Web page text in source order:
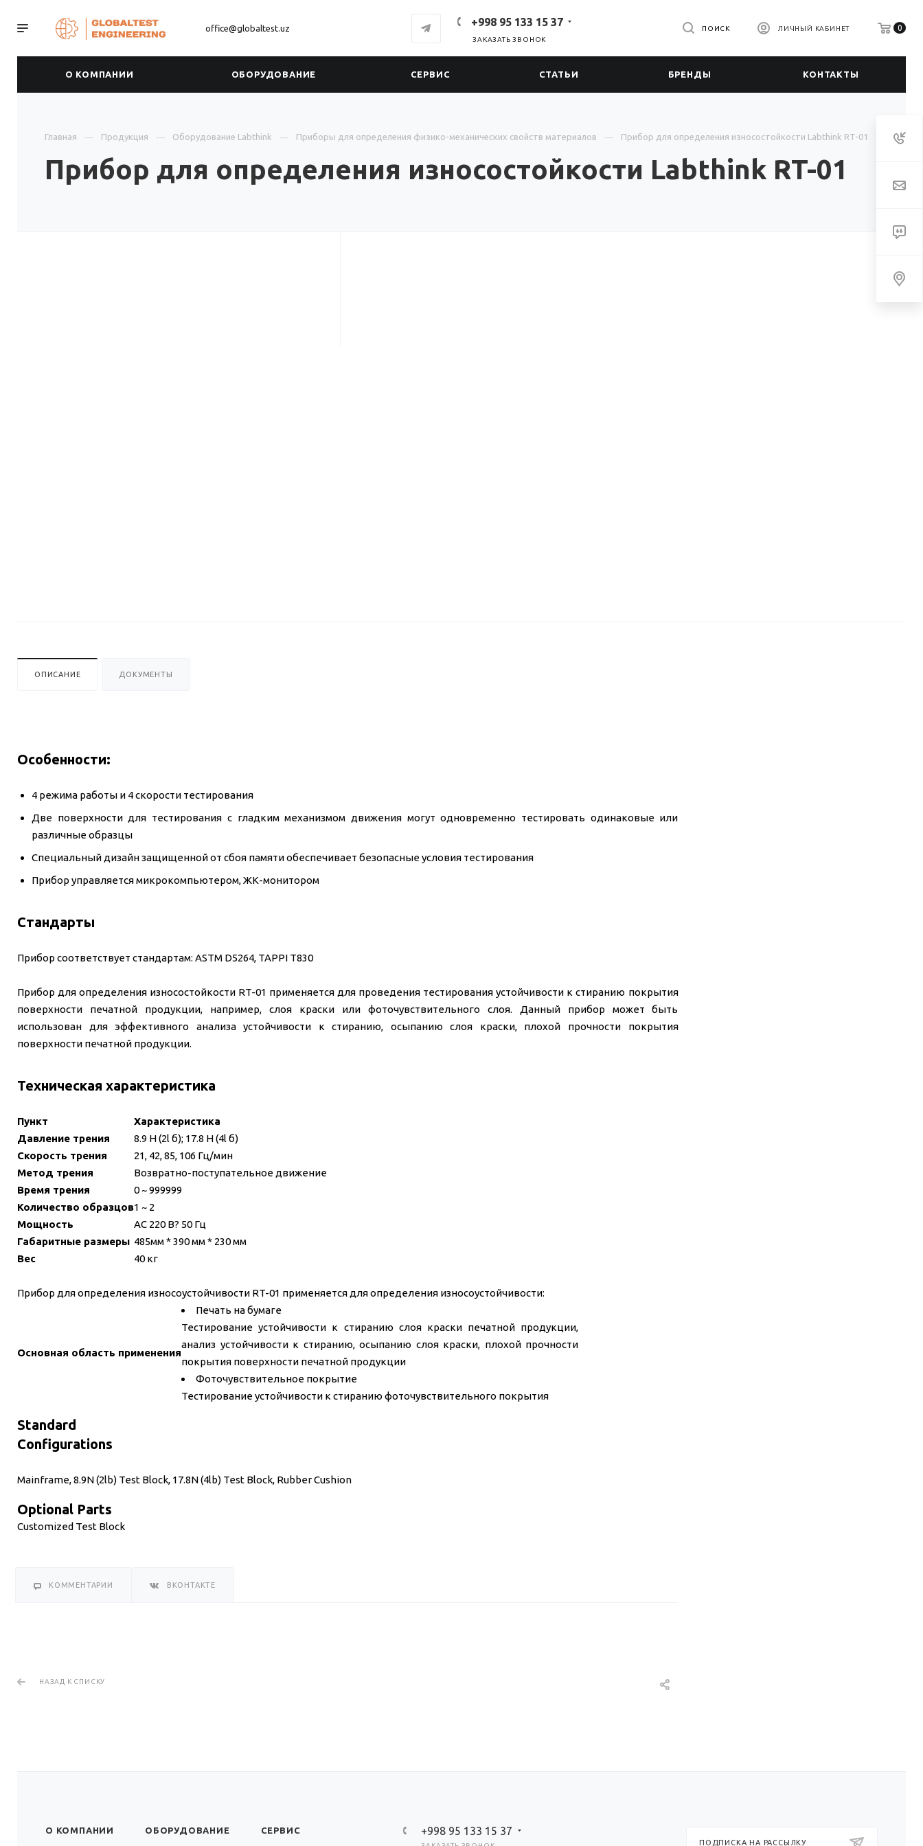
office@globaltest.uz +998 95 133 15 37
ЗАКАЗАТЬ ЗВОНОК
0
ЛИЧНЫЙ КАБИНЕТ
ПОИСК
О КОМПАНИИ ОБОРУДОВАНИЕ СЕРВИС СТАТЬИ БРЕНДЫ КОНТАКТЫ
Главная Продукция Оборудование Labthink Приборы для определения физико-механических свойств материалов Прибор для определения износостойкости Labthink RT-01
Прибор для определения износостойкости Labthink RT-01
ОПИСАНИЕ ДОКУМЕНТЫ
Особенности:
4 режима работы и 4 скорости тестирования
Две поверхности для тестирования с гладким механизмом движения могут одновременно тестировать одинаковые или
различные образцы
Специальный дизайн защищенной от сбоя памяти обеспечивает безопасные условия тестирования
Прибор управляется микрокомпьютером, ЖК-монитором
Стандарты
Прибор соответствует стандартам: ASTM D5264, TAPPI T830
Прибор для определения износостойкости RT-01 применяется для проведения тестирования устойчивости к стиранию покрытия
поверхности печатной продукции, например, слоя краски или фоточувствительного слоя. Данный прибор может быть
использован для эффективного анализа устойчивости к стиранию, осыпанию слоя краски, плохой прочности покрытия
поверхности печатной продукции.
Техническая характеристика
Пункт
Характеристика
Давление трения
8.9 Н (2l б); 17.8 Н (4l б)
Скорость трения
21, 42, 85, 106 Гц/мин
Метод трения
Возвратно-поступательное движение
Время трения
0 ~ 999999
Количество образцов1 ~ 2
Мощность
AC 220 В? 50 Гц
Габаритные размеры 485мм * 390 мм * 230 мм
Вес
40 кг
Прибор для определения износоустойчивости RT-01 применяется для определения износоустойчивости:
Основная область применения
Печать на бумаге
Тестирование устойчивости к стиранию слоя краски печатной продукции,
анализ устойчивости к стиранию, осыпанию слоя краски, плохой прочности
покрытия поверхности печатной продукции
Фоточувствительное покрытие
Тестирование устойчивости к стиранию фоточувствительного покрытия
Standard
Configurations
Mainframe, 8.9N (2lb) Test Block, 17.8N (4lb) Test Block, Rubber Cushion
Optional Parts
Customized Test Block
КОММЕНТАРИИ ВКОНТАКТЕ
НАЗАД К СПИСКУ
О КОМПАНИИ ОБОРУДОВАНИЕ СЕРВИС +998 95 133 15 37
ПОДПИСКА НА РАССЫЛКУ